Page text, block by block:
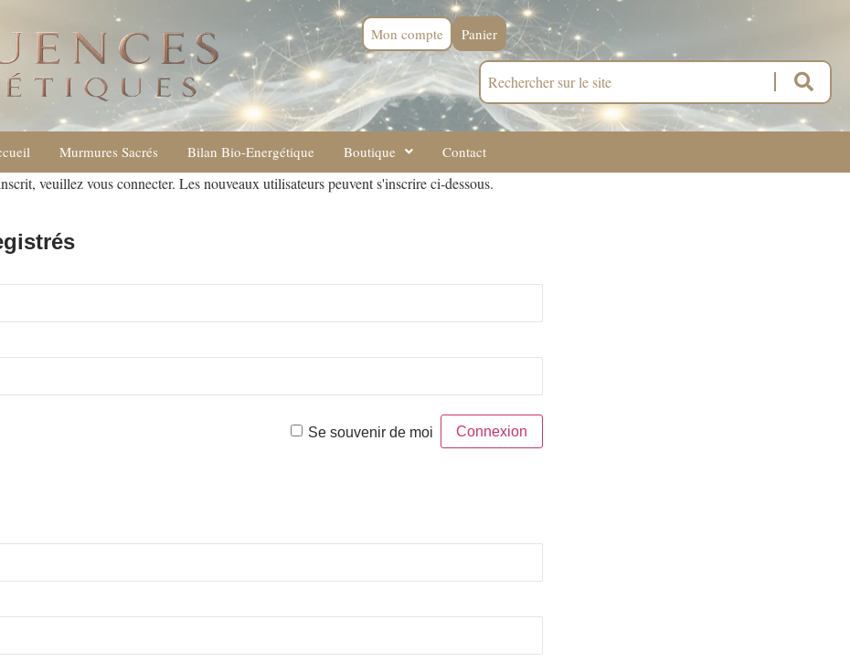
Mon compte Panier
Murmures Sacrés Bilan Bio-Energétique Boutique Contact
veuillez vous connecter. Les nouveaux utilisateurs peuvent s'inscrire ci-dessous.
Se souvenir de moi